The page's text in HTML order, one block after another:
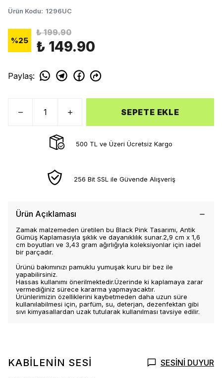
Ürün Kodu: 1296UC
%25
₺ 199.90
₺ 149.90
Paylaş:
SEPETE EKLE
500 TL ve Üzeri Ücretsiz Kargo
256 Bit SSL ile Güvende Alışveriş
Ürün Açıklaması
Zamak malzemeden üretilen bu Black Pink Tasarımı, Antik
Gümüş Kaplamasıyla şıklık ve dayanıklılık sunar.2,9 cm x 1,6
cm boyutları ve 3,43 gram ağırlığıyla koleksiyonlar için iadel
bir parçadır.
Ürünü bakımınızı pamuklu yumuşak kuru bir bez ile
yapabilirsiniz.
Hassas kullanımı önerilmektedir.Üzerinde ki kaplamaya zarar
vermediğiniz sürece kararma yapmayacaktır.
Ürünlerimizin özelliklerini kaybetmeden daha uzun süre
kullanılabilmesi için, parfüm, su, deterjan, dezenfektan gibi
sıvı kimyasallardan uzak tutularak kullanılması tavsiye edilir.
KABİLENİN SESİ SESİNİ DUYUR